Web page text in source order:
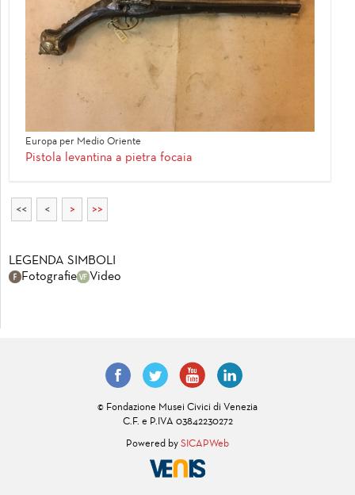
Europa per Medio Oriente
Pistola levantina a pietra focaia
<< < > >>
LEGENDA SIMBOLI
Fotografie
Video
© Fondazione Musei Civici di Venezia
C.F. e P.IVA 03842230272
Powered by SICAPWeb